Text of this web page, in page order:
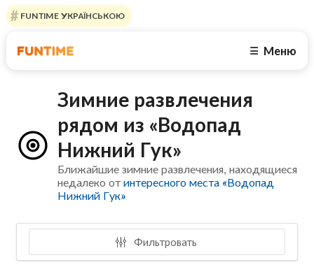
FUNTIME УКРАЇНСЬКОЮ
☰ Меню
Зимние развлечения
рядом из «Водопад
Нижний Гук»
Ближайшие зимние развлечения, находящиеся
недалеко отинтересного места «Водопад
Нижний Гук»
Фильтровать